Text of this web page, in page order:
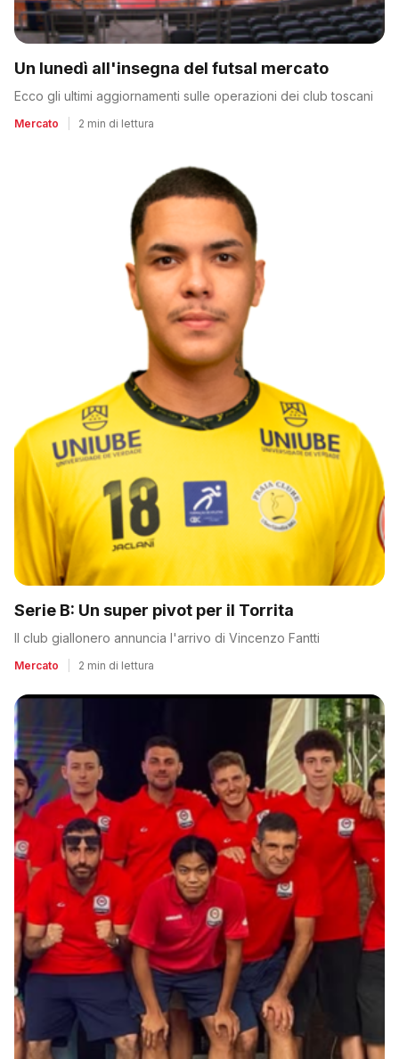
Un lunedì all'insegna del futsal mercato
Ecco gli ultimi aggiornamenti sulle operazioni dei club toscani
Mercato 2 min di lettura
Serie B: Un super pivot per il Torrita
Il club giallonero annuncia l'arrivo di Vincenzo Fantti
Mercato 2 min di lettura